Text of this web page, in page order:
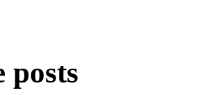
posts